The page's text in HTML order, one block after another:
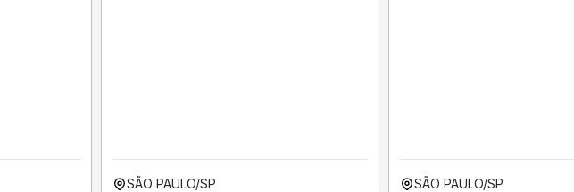
SÃO PAULO/SP SÃO PAULO/SP